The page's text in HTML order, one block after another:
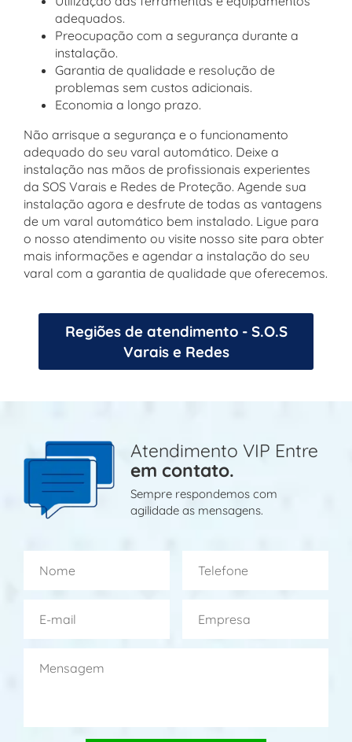
adequados.
Preocupação com a segurança durante a
instalação.
Garantia de qualidade e resolução de
problemas sem custos adicionais.
Economia a longo prazo.
Não arrisque a segurança e o funcionamento
adequado do seu varal automático. Deixe a
instalação nas mãos de profissionais experientes
da SOS Varais e Redes de Proteção. Agende sua
instalação agora e desfrute de todas as vantagens
de um varal automático bem instalado. Ligue para
o nosso atendimento ou visite nosso site para obter
mais informações e agendar a instalação do seu
varal com a garantia de qualidade que oferecemos.
Regiões de atendimento - S.O.S
Varais e Redes
Atendimento VIP Entre
em contato.
Sempre respondemos com
agilidade as mensagens.